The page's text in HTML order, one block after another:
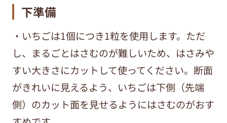
下準備
・いちごは1個につき1粒を使用します。ただ
し、まるごとはさむのが難しいため、はさみや
すい大きさにカットして使ってください。断面
がきれいに見えるよう、いちごは下側（先端
側）のカット面を見せるようにはさむのがおす